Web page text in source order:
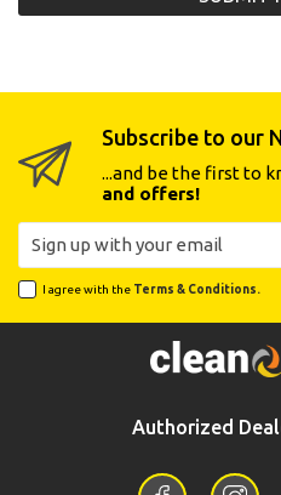
Subscribe to our
...and be the first to
and offers!
I agree with the Terms & Conditions.
Authorized